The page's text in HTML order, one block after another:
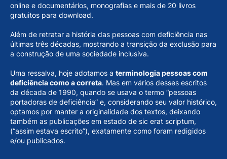
online e documentários, monografias e mais de 20 livros
gratuitos para download.
Além de retratar a história das pessoas com deficiência nas
últimas três décadas, mostrando a transição da exclusão para
a construção de uma sociedade inclusiva.
Uma ressalva, hoje adotamos a terminologia pessoas com
deficiência como a correta. Mas em vários desses escritos
da década de 1990, quando se usava o termo “pessoas
portadoras de deficiência” e, considerando seu valor histórico,
optamos por manter a originalidade dos textos, deixando
também as publicações em estado de sic erat scriptum,
(“assim estava escrito”), exatamente como foram redigidos
e/ou publicados.